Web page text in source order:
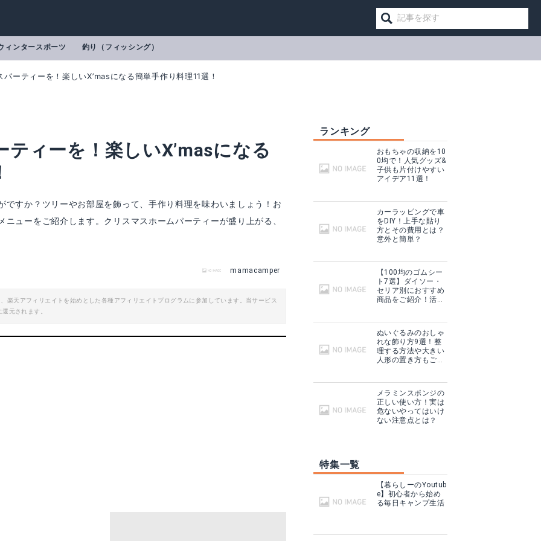
ィンタースポーツ 釣り（フィッシング）
ーティーを！楽しいX’masになる簡単手作り料理11選！
ィーを！楽しいX’masになる
ですか？ツリーやお部屋を飾って、手作り料理を味わいましょう！お
ューをご紹介します。クリスマスホームパーティーが盛り上がる、
mamacamper
楽天アフィリエイトを始めとした各種アフィリエイトプログラムに参加しています。当サービス
元されます。
ランキング
おもちゃの収納を10
0均で！人気グッズ&
子供も片付けやすい
アイデア11選！
カーラッピングで車
をDIY！上手な貼り
方とその費用とは？
意外と簡単？
【100均のゴムシー
ト7選】ダイソー・
セリア別におすすめ
商品をご紹介！活用
ぬいぐるみのおしゃ
れな飾り方9選！整
理する方法や大きい
人形の置き方もご紹
メラミンスポンジの
正しい使い方！実は
危ないやってはいけ
ない注意点とは？
特集一覧
【暮らしーのYoutub
e】初心者から始め
る毎日キャンプ生活